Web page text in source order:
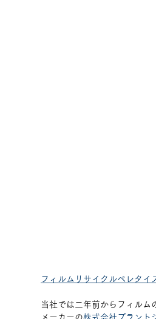
フィルムリサイクルペレタイ
当社では二年前からフィルム
メーカーの株式会社プラント